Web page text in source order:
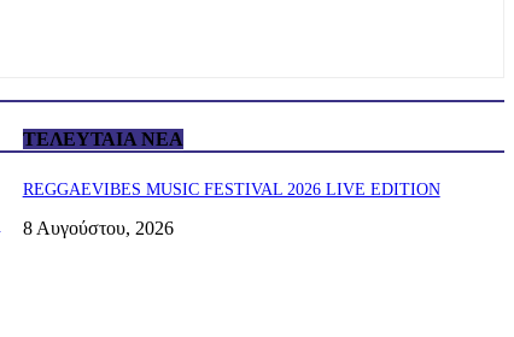
ΤΕΛΕΥΤΑΊΑ ΝΈΑ
REGGAEVIBES MUSIC FESTIVAL 2026 LIVE EDITION
8 Αυγούστου, 2026